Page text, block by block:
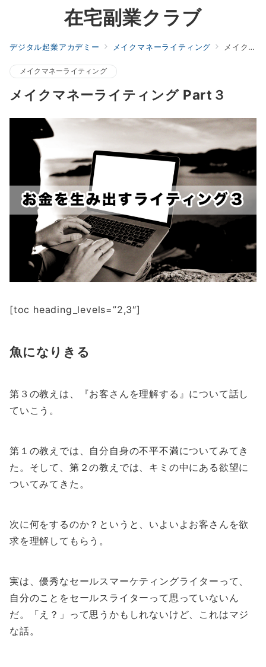
在宅副業クラブ
デジタル起業アカデミー メイクマネーライティング メイクマネーライティング Part３
メイクマネーライティング
メイクマネーライティング Part３
[toc heading_levels=”2,3″]
魚になりきる
第３の教えは、『お客さんを理解する』について話し
ていこう。
第１の教えでは、自分自身の不平不満についてみてき
た。そして、第２の教えでは、キミの中にある欲望に
ついてみてきた。
次に何をするのか？というと、いよいよお客さんを欲
求を理解してもらう。
実は、優秀なセールスマーケティングライターって、
自分のことをセールスライターって思っていないん
だ。「え？」って思うかもしれないけど、これはマジ
な話。